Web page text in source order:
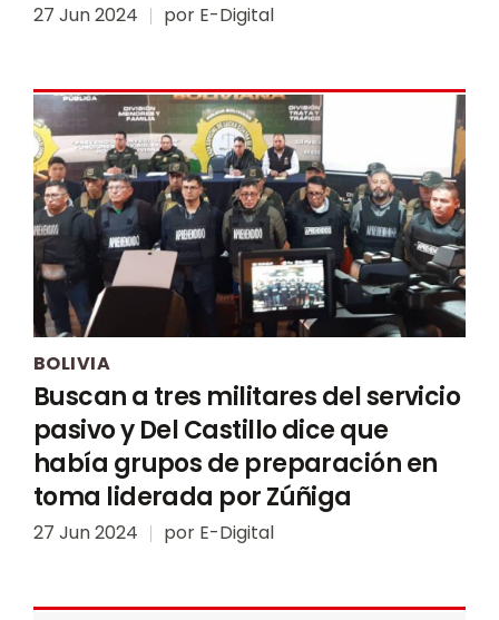
27 Jun 2024 por E-Digital
BOLIVIA
Buscan a tres militares del servicio
pasivo y Del Castillo dice que
había grupos de preparación en
toma liderada por Zúñiga
27 Jun 2024 por E-Digital